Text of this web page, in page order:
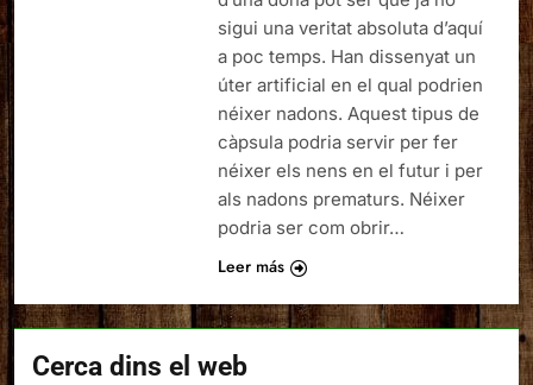
sigui una veritat absoluta d’aquí
a poc temps. Han dissenyat un
úter artificial en el qual podrien
néixer nadons. Aquest tipus de
càpsula podria servir per fer
néixer els nens en el futur i per
als nadons prematurs. Néixer
podria ser com obrir…
Leer más
Cerca dins el web